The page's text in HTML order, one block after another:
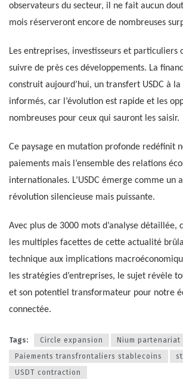
observateurs du secteur, il ne fait aucun
mois réserveront encore de nombreuses
Les entreprises, investisseurs et particuliers
suivre de près ces développements. La
construit aujourd’hui, un transfert USDC à la
informés, car l’évolution est rapide et les
nombreuses pour ceux qui sauront les saisir.
Ce paysage en mutation profonde redéfinit
paiements mais l’ensemble des relations
internationales. L’USDC émerge comme un
révolution silencieuse mais puissante.
Avec plus de 3000 mots d’analyse
les multiples facettes de cette actualité
technique aux implications
les stratégies d’entreprises, le sujet révèle
et son potentiel transformateur pour notre
connectée.
Tags: Circle expansion
Nium partenariat
Paiements transfrontaliers stablecoins
USDT contraction